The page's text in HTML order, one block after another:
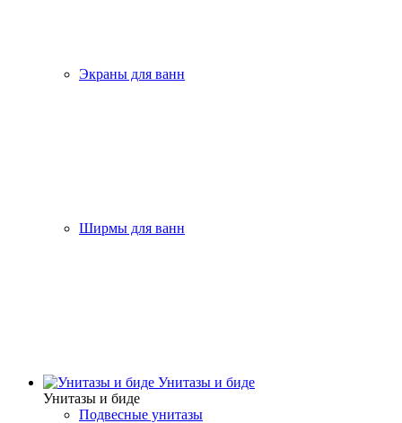
Экраны для ванн
Ширмы для ванн
Унитазы и биде
Унитазы и биде
Подвесные унитазы